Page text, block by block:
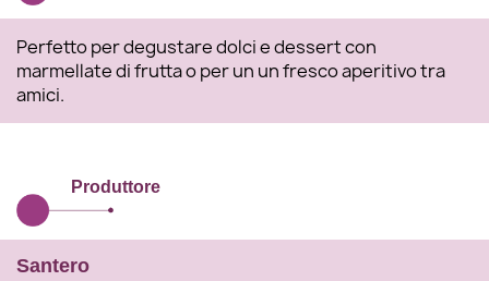
Perfetto per degustare dolci e dessert con
marmellate di frutta o per un un fresco aperitivo tra
amici.
Produttore
Santero